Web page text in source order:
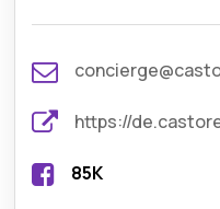
https://
85K